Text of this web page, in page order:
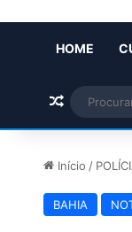
HOME
Artigo
Início /
BAHIA